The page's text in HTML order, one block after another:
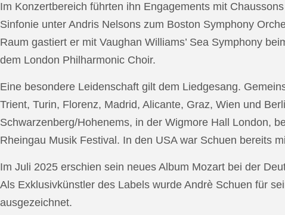
Im Konzertbereich führten ihn Engagements mit
Sinfonie unter Andris Nelsons zum Boston Symphony
Raum gastiert er mit Vaughan Williams’ Sea Symphony
dem London Philharmonic Choir.
Eine besondere Leidenschaft gilt dem Liedgesang.
Trient, Turin, Florenz, Madrid, Alicante, Graz, Wien und
Schwarzenberg/Hohenems, in der Wigmore Hall London,
Rheingau Musik Festival. In den USA war Schuen bereits
Im Juli 2025 erschien sein neues Album Mozart bei der
Als Exklusivkünstler des Labels wurde Andrè Schuen für
ausgezeichnet.